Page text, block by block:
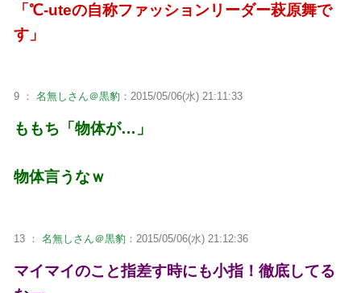
「℃-uteの自称ファッションリーダー萩原舞で
す」
9 ： 名無しさん＠黒豹 ：2015/05/06(水) 21:11:33
ももち「物体が…」
物体言うなｗ
13 ： 名無しさん＠黒豹 ：2015/05/06(水) 21:12:36
マイマイのこと指差す時にも小指！徹底してる